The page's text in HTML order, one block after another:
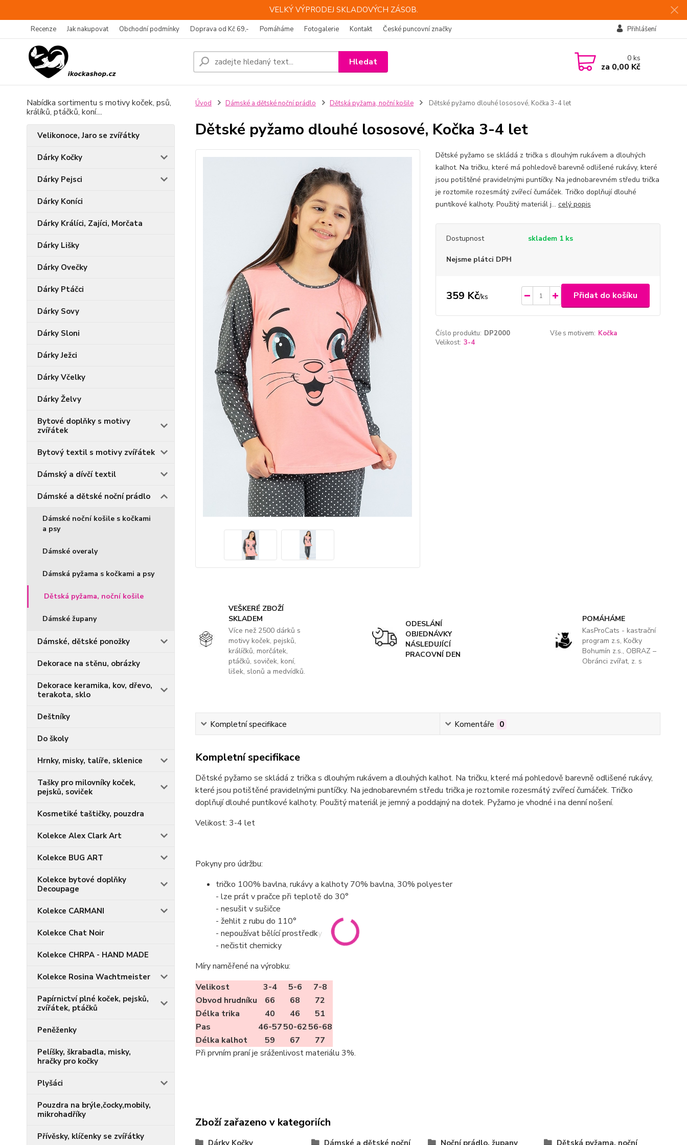
VELKÝ VÝPRODEJ SKLADOVÝCH ZÁSOB.
Recenze Jak nakupovat Obchodní podmínky Doprava od Kč 69,- Pomáháme Fotogalerie Kontakt České puncovní značky Přihlášení
Hledat 0ks
za 0,00 Kč
Nabídka sortimentu s motivy koček, psů,
králíků, ptáčků, koní....
Velikonoce, Jaro se zvířátky
Dárky Kočky
Dárky Pejsci
Dárky Koníci
Dárky Králíci, Zajíci, Morčata
Dárky Lišky
Dárky Ovečky
Dárky Ptáčci
Dárky Sovy
Dárky Sloni
Dárky Ježci
Dárky Včelky
Dárky Želvy
Bytové doplňky s motivy
zvířátek
Bytový textil s motivy zvířátek
Dámský a dívčí textil
Dámské a dětské noční prádlo
Dámské noční košile s kočkami
a psy
Dámské overaly
Dámská pyžama s kočkami a psy
Dětská pyžama, noční košile
Dámské župany
Dámské, dětské ponožky
Dekorace na stěnu, obrázky
Dekorace keramika, kov, dřevo,
terakota, sklo
Deštníky
Do školy
Hrnky, misky, talíře, sklenice
Tašky pro milovníky koček,
pejsků, soviček
Kosmetiké taštičky, pouzdra
Kolekce Alex Clark Art
Kolekce BUG ART
Kolekce bytové doplňky
Decoupage
Kolekce CARMANI
Kolekce Chat Noir
Kolekce CHRPA - HAND MADE
Kolekce Rosina Wachtmeister
Papírnictví plné koček, pejsků,
zvířátek, ptáčků
Peněženky
Pelíšky, škrabadla, misky,
hračky pro kočky
Plyšáci
Pouzdra na brýle,čocky,mobily,
mikrohadříky
Přívěsky, klíčenky se zvířátky
Úvod Dámské a dětské noční prádlo Dětská pyžama, noční košile Dětské pyžamo dlouhé lososové, Kočka 3-4 let
Dětské pyžamo dlouhé lososové, Kočka 3-4 let
Dětské pyžamo se skládá z trička s dlouhým rukávem a dlouhých
kalhot. Na tričku, které má pohledově barevně odlišené rukávy, které
jsou potištěné pravidelnými puntíčky. Na jednobarevném středu trička
je roztomile rozesmátý zvířecí čumáček. Tričko doplňují dlouhé
puntíkové kalhoty. Použitý materiál j... celý popis
Dostupnost skladem 1 ks
Nejsme plátci DPH
359 Kč/ks Přidat do košíku
Číslo produktu: DP2000 Vše s motivem: Kočka
Velikost: 3-4
VEŠKERÉ ZBOŽÍ
SKLADEM
Více než 2500 dárků s
motivy koček, pejsků,
králíčků, morčátek,
ptáčků, soviček, koní,
lišek, slonů a medvídků.
ODESLÁNÍ
OBJEDNÁVKY
NÁSLEDUJÍCÍ
PRACOVNÍ DEN
POMÁHÁME
KasProCats - kastrační
program z.s, Kočky
Bohumín z.s., OBRAZ –
Obránci zvířat, z. s
Kompletní specifikace Komentáře 0
Kompletní specifikace
Dětské pyžamo se skládá z trička s dlouhým rukávem a dlouhých kalhot. Na tričku, které má pohledově barevně odlišené rukávy,
které jsou potištěné pravidelnými puntíčky. Na jednobarevném středu trička je roztomile rozesmátý zvířecí čumáček. Tričko
doplňují dlouhé puntíkové kalhoty. Použitý materiál je jemný a poddajný na dotek. Pyžamo je vhodné i na denní nošení.
Velikost: 3-4 let
Pokyny pro údržbu:
tričko 100% bavlna, rukávy a kalhoty 70% bavlna, 30% polyester
- lze prát v pračce při teplotě do 30°
- nesušit v sušičce
- žehlit z rubu do 110°
- nepoužívat bělící prostředky
- nečistit chemicky
Míry naměřené na výrobku:
Velikost
3-4 5-6
7-8
Obvod hrudníku
66 68
72
Délka trika
40 46
51
Pas
46-5750-6256-68
Délka kalhot
59 67
77
Při prvním praní je sráženlivost materiálu 3%.
Zboží zařazeno v kategoriích
Dárky Kočky
Dámské a dětské noční
Noční prádlo, župany
Dětská pyžama, noční